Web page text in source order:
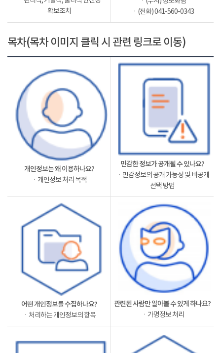
확보조치
ㆍ(전화) 041-560-0343
목차(목차 이미지 클릭 시 관련 링크로 이동)
개인정보는 왜 이용하나요?
ㆍ개인정보 처리 목적
민감한 정보가 공개될 수 있나요?
ㆍ민감정보의 공개 가능성 및 비공개
선택 방법
어떤 개인정보를 수집하나요?
ㆍ처리하는 개인정보의 항목
관련된 사람만 알아볼 수 있게 하나요?
ㆍ가명정보 처리